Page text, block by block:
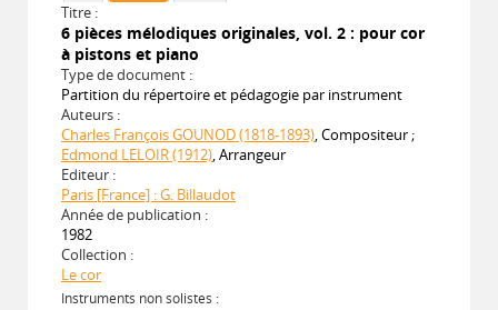
Titre :
6 pièces mélodiques originales, vol. 2 : pour cor
à pistons et piano
Type de document :
Partition du répertoire et pédagogie par instrument
Auteurs :
Charles François GOUNOD (1818-1893), Compositeur ;
Edmond LELOIR (1912), Arrangeur
Editeur :
Paris [France] : G. Billaudot
Année de publication :
1982
Collection :
Le cor
Instruments non solistes :